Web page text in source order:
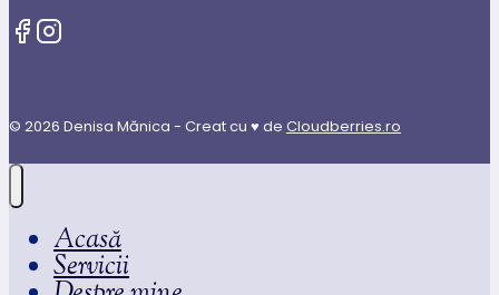
© 2026 Denisa Mănica - Creat cu ♥ de Cloudberries.ro
Acasă
Servicii